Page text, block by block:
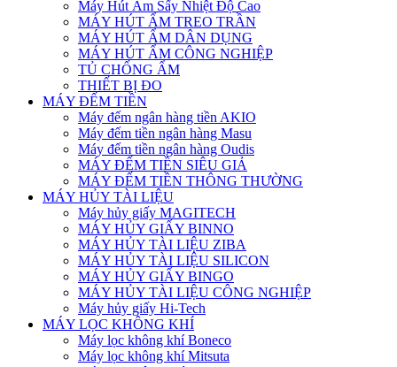
Máy Hút Ẩm Sấy Nhiệt Độ Cao
MÁY HÚT ẨM TREO TRẦN
MÁY HÚT ẨM DÂN DỤNG
MÁY HÚT ẨM CÔNG NGHIỆP
TỦ CHỐNG ẨM
THIẾT BỊ ĐO
MÁY ĐẾM TIỀN
Máy đếm ngân hàng tiền AKIO
Máy đếm tiền ngân hàng Masu
Máy đếm tiền ngân hàng Oudis
MÁY ĐẾM TIỀN SIÊU GIẢ
MÁY ĐẾM TIỀN THÔNG THƯỜNG
MÁY HỦY TÀI LIỆU
Máy hủy giấy MAGITECH
MÁY HỦY GIẤY BINNO
MÁY HỦY TÀI LIỆU ZIBA
MÁY HỦY TÀI LIỆU SILICON
MÁY HỦY GIẤY BINGO
MÁY HỦY TÀI LIỆU CÔNG NGHIỆP
Máy hủy giấy Hi-Tech
MÁY LỌC KHÔNG KHÍ
Máy lọc không khí Boneco
Máy lọc không khí Mitsuta